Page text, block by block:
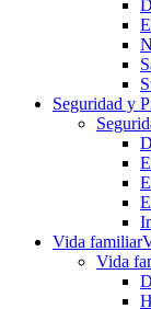
Seguridad y
Vida familiar
Vida